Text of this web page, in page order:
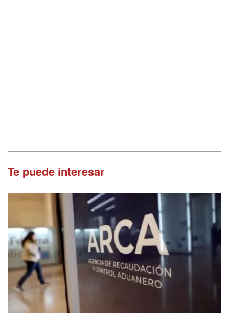
Te puede interesar